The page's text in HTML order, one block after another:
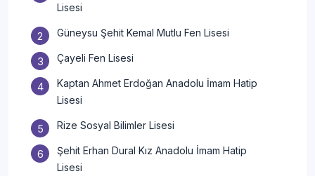
Lisesi
Güneysu Şehit Kemal Mutlu Fen Lisesi
Çayeli Fen Lisesi
Kaptan Ahmet Erdoğan Anadolu İmam Hatip
Lisesi
Rize Sosyal Bilimler Lisesi
Şehit Erhan Dural Kız Anadolu İmam Hatip
Lisesi